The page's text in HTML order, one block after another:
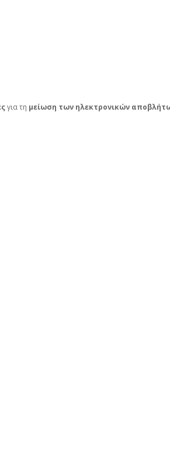
για τη μείωση των ηλεκτρονικών